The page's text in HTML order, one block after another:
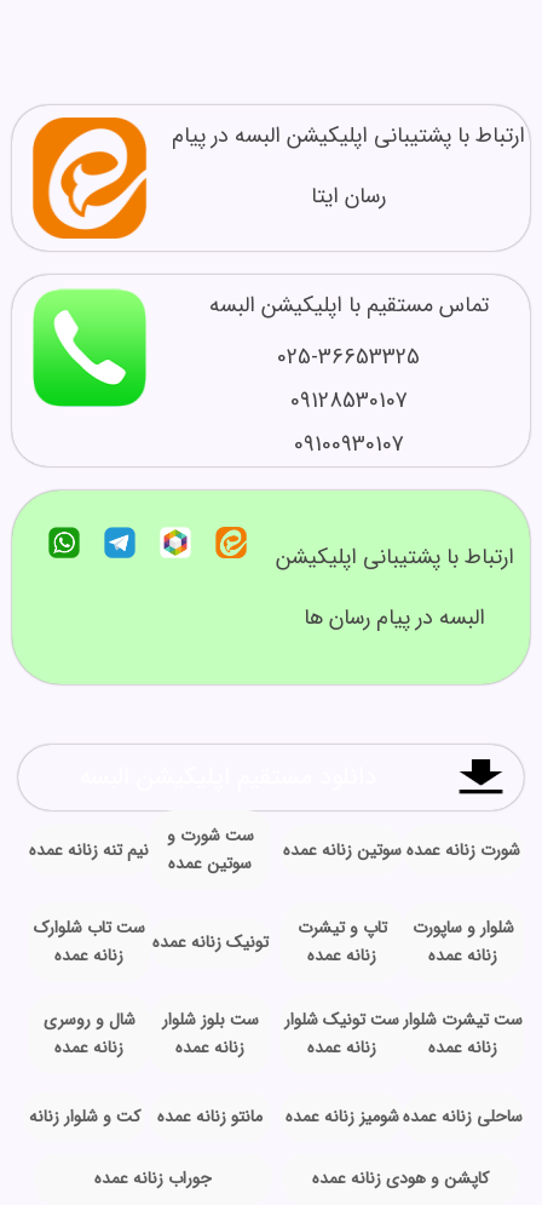
ارتباط با پشتیبانی اپلیکیشن البسه در پیام
رسان ایتا
تماس مستقیم با اپلیکیشن البسه
025-36653325
09128530107
09100930107
ارتباط با پشتیبانی اپلیکیشن
البسه در پیام رسان ها
شورت زنانه عمده سوتین زنانه عمده
ست شورت و
سوتین عمده
نیم تنه زنانه عمده
شلوار و ساپورت
زنانه عمده
تاپ و تیشرت
زنانه عمده
تونیک زنانه عمده
ست تاب شلوارک
زنانه عمده
ست تیشرت شلوار
زنانه عمده
ست تونیک شلوار
زنانه عمده
ست بلوز شلوار
زنانه عمده
شال و روسری
زنانه عمده
ساحلی زنانه عمدهشومیز زنانه عمده مانتو زنانه عمده کت و شلوار زنانه
کاپشن و هودی زنانه عمده جوراب زنانه عمده